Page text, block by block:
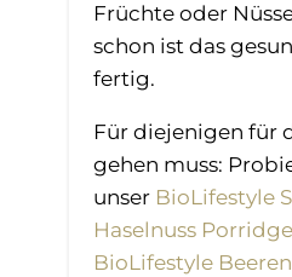
Früchte oder
schon ist das
fertig.
Für diejenigen für
gehen muss:
unser BioLifestyle
Haselnuss Porridge
BioLifestyle